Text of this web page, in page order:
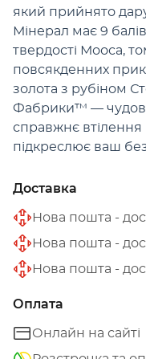
який прийнято
Мінерал має 9
твердості Мооса,
повсякденних
золота з рубіном
Фабрики™ —
справжнє
підкреслює ваш
Доставка
Нова пошта -
Нова пошта -
Нова пошта -
Оплата
Онлайн на сайті